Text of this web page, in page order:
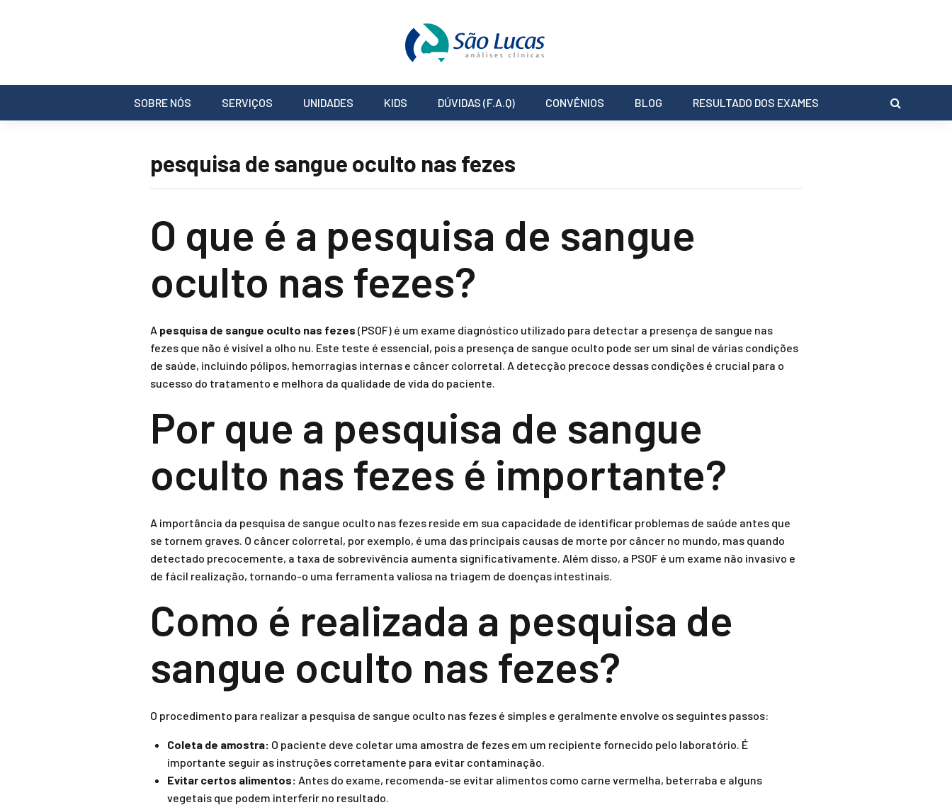
SOBRE NÓS SERVIÇOS UNIDADES KIDS DÚVIDAS (F.A.Q) CONVÊNIOS BLOG RESULTADO DOS EXAMES
pesquisa de sangue oculto nas fezes
O que é a pesquisa de sangue
oculto nas fezes?
A pesquisa de sangue oculto nas fezes (PSOF) é um exame diagnóstico utilizado para detectar a presença de sangue nas
fezes que não é visível a olho nu. Este teste é essencial, pois a presença de sangue oculto pode ser um sinal de várias condições
de saúde, incluindo pólipos, hemorragias internas e câncer colorretal. A detecção precoce dessas condições é crucial para o
sucesso do tratamento e melhora da qualidade de vida do paciente.
Por que a pesquisa de sangue
oculto nas fezes é importante?
A importância da pesquisa de sangue oculto nas fezes reside em sua capacidade de identificar problemas de saúde antes que
se tornem graves. O câncer colorretal, por exemplo, é uma das principais causas de morte por câncer no mundo, mas quando
detectado precocemente, a taxa de sobrevivência aumenta significativamente. Além disso, a PSOF é um exame não invasivo e
de fácil realização, tornando-o uma ferramenta valiosa na triagem de doenças intestinais.
Como é realizada a pesquisa de
sangue oculto nas fezes?
O procedimento para realizar a pesquisa de sangue oculto nas fezes é simples e geralmente envolve os seguintes passos:
Coleta de amostra: O paciente deve coletar uma amostra de fezes em um recipiente fornecido pelo laboratório. É
importante seguir as instruções corretamente para evitar contaminação.
Evitar certos alimentos: Antes do exame, recomenda-se evitar alimentos como carne vermelha, beterraba e alguns
vegetais que podem interferir no resultado.